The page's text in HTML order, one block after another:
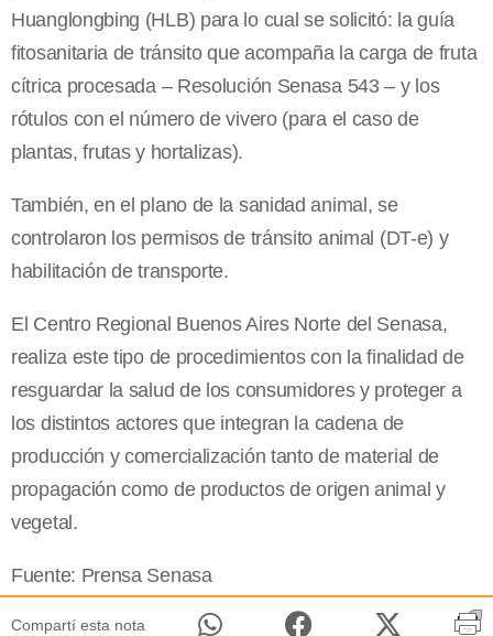
Huanglongbing (HLB) para lo cual se solicitó: la guía
fitosanitaria de tránsito que acompaña la carga de fruta
cítrica procesada – Resolución Senasa 543 – y los
rótulos con el número de vivero (para el caso de
plantas, frutas y hortalizas).
También, en el plano de la sanidad animal, se
controlaron los permisos de tránsito animal (DT-e) y
habilitación de transporte.
El Centro Regional Buenos Aires Norte del Senasa,
realiza este tipo de procedimientos con la finalidad de
resguardar la salud de los consumidores y proteger a
los distintos actores que integran la cadena de
producción y comercialización tanto de material de
propagación como de productos de origen animal y
vegetal.
Fuente: Prensa Senasa
Compartí esta nota